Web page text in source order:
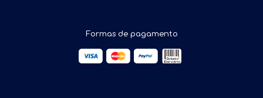
Formas de pagamento